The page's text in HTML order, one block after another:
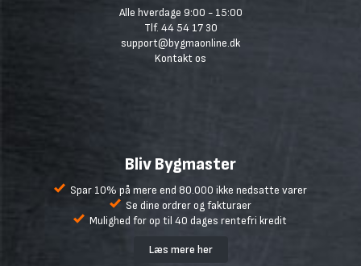
Alle hverdage 9:00 - 15:00
Tlf. 44 54 17 30
support@bygmaonline.dk
Kontakt os
Bliv Bygmaster
Spar 10% på mere end 80.000 ikke nedsatte varer
Se dine ordrer og fakturaer
Mulighed for op til 40 dages rentefri kredit
Læs mere her